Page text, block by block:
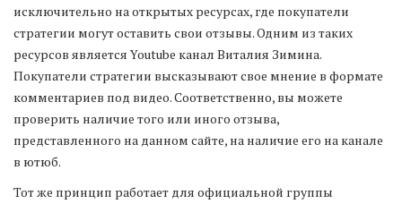
исключительно на открытых ресурсах, где покупатели
стратегии могут оставить свои отзывы. Одним из таких
ресурсов является Youtube канал Виталия Зимина.
Покупатели стратегии высказывают свое мнение в формате
комментариев под видео. Соответственно, вы можете
проверить наличие того или иного отзыва,
представленного на данном сайте, на наличие его на канале
в ютюб.
Тот же принцип работает для официальной группы